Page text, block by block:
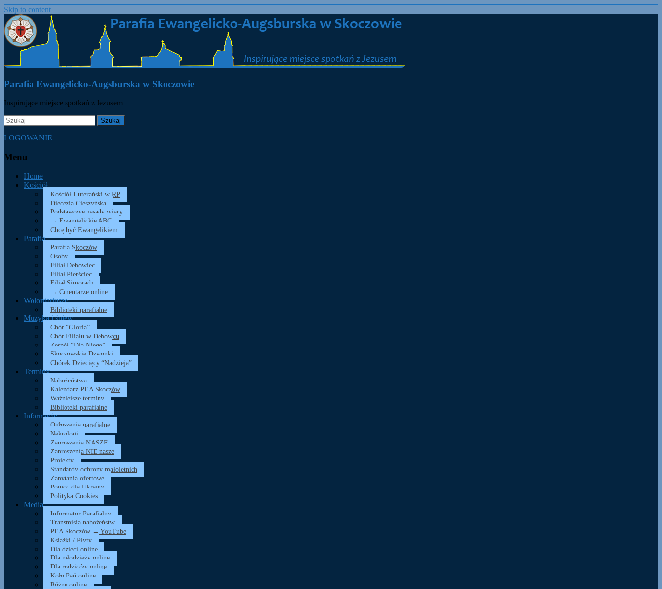
Skip to content
Parafia Ewangelicko-Augsburska w Skoczowie
Inspirujące miejsce spotkań z Jezusem
LOGOWANIE
Menu
Home
Kościół
Kościół Luterański w RP
Diecezja Cieszyńska
Podstawowe zasady wiary
→ Ewangelickie ABC
Chcę być Ewangelikiem
Parafia
Parafia Skoczów
Osoby
Filiał Dębowiec
Filiał Pierściec
Filiał Simoradz
→ Cmentarze online
Wolontariusze
Biblioteki parafialne
Muzyka i śpiew
Chór “Gloria”
Chór Filiału w Dębowcu
Zespół “Dla Niego”
Skoczowskie Dzwonki
Chórek Dziecięcy “Nadzieja”
Terminy
Nabożeństwa
Kalendarz PEA Skoczów
Ważniejsze terminy
Biblioteki parafialne
Informacje
Ogłoszenia parafialne
Nekrologi
Zaproszenia NASZE
Zaproszenia NIE nasze
Projekty
Standardy ochrony małoletnich
Zapytania ofertowe
Pomoc dla Ukrainy
Polityka Cookies
Media
Informator Parafialny
Transmisja nabożeństw
PEA Skoczów → YouTube
Książki / Płyty
Dla dzieci online
Dla młodzieży online
Dla rodziców online
Koło Pań online
Różne online